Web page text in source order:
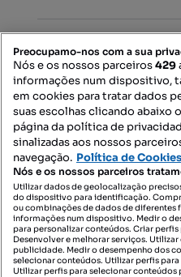
Mapa do Site
Contacte-nos
Preocupamo-nos com a sua
Nós e os nossos parceiros429
informações num dispositivo,
em cookies para tratar dados
suas escolhas clicando abaixo
página da política de
sinalizadas aos nossos
navegação. Política de
Nós e os nossos parceiros
Utilizar dados de geolocalização
do dispositivo para identificação.
ou combinações de dados de diferentes
informações num dispositivo. Medir o
para personalizar conteúdos. Criar
Desenvolver e melhorar serviços.
publicidade. Medir o desempenho dos
selecionar conteúdos. Utilizar perfis
Utilizar perfis para selecionar conteúdos